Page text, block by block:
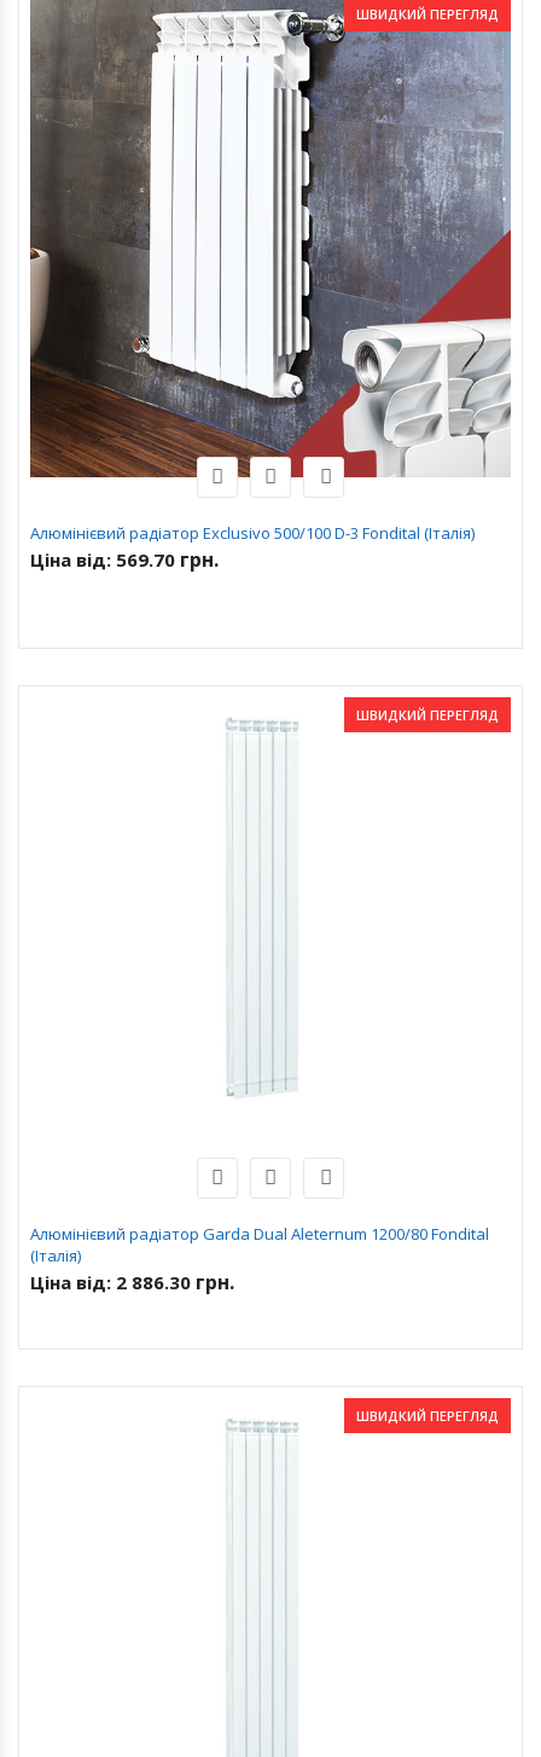
ШВИДКИЙ ПЕРЕГЛЯД
Алюмінієвий радіатор Exclusivo 500/100 D-3 Fondital (Італія)
Ціна від: 569.70 грн.
ШВИДКИЙ ПЕРЕГЛЯД
Алюмінієвий радіатор Garda Dual Aleternum 1200/80 Fondital
(Італія)
Ціна від: 2 886.30 грн.
ШВИДКИЙ ПЕРЕГЛЯД